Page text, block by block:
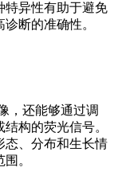
特异性有助于避免
断的准确性。
，还能够通过调
构的荧光信号。
态、分布和生长情
。